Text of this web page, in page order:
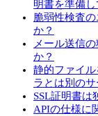
明書を準備
脆弱性検査
か？
メール送信
か？
静的ファイ
ラとは別の
SSL証明書は
APIの仕様に